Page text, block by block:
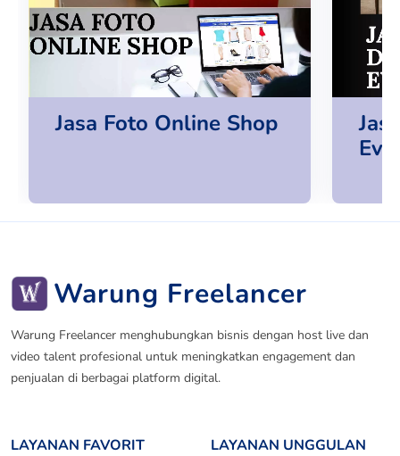
Jasa Foto Online Shop
Warung Freelancer
Warung Freelancer menghubungkan bisnis dengan host live dan
video talent profesional untuk meningkatkan engagement dan
penjualan di berbagai platform digital.
LAYANAN FAVORIT LAYANAN UNGGULAN